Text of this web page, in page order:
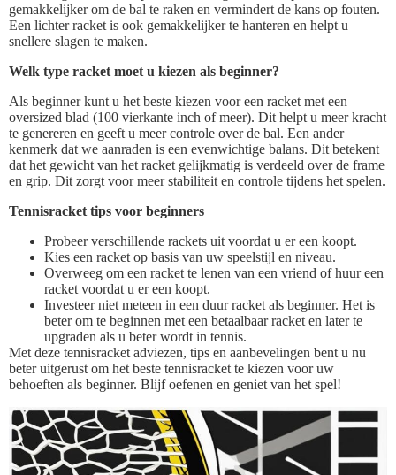
gemakkelijker om de bal te raken en vermindert de kans op fouten.
Een lichter racket is ook gemakkelijker te hanteren en helpt u
snellere slagen te maken.
Welk type racket moet u kiezen als beginner?
Als beginner kunt u het beste kiezen voor een racket met een
oversized blad (100 vierkante inch of meer). Dit helpt u meer kracht
te genereren en geeft u meer controle over de bal. Een ander
kenmerk dat we aanraden is een evenwichtige balans. Dit betekent
dat het gewicht van het racket gelijkmatig is verdeeld over de frame
en grip. Dit zorgt voor meer stabiliteit en controle tijdens het spelen.
Tennisracket tips voor beginners
Probeer verschillende rackets uit voordat u er een koopt.
Kies een racket op basis van uw speelstijl en niveau.
Overweeg om een racket te lenen van een vriend of huur een
racket voordat u er een koopt.
Investeer niet meteen in een duur racket als beginner. Het is
beter om te beginnen met een betaalbaar racket en later te
upgraden als u beter wordt in tennis.
Met deze tennisracket adviezen, tips en aanbevelingen bent u nu
beter uitgerust om het beste tennisracket te kiezen voor uw
behoeften als beginner. Blijf oefenen en geniet van het spel!